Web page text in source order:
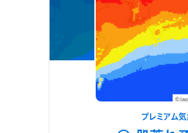
プレミアム